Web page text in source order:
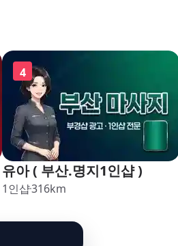
괘법,학장,강서,신호,서구,암
남 4
유아 ( 부산.명지1인샵 )
1인샵316km